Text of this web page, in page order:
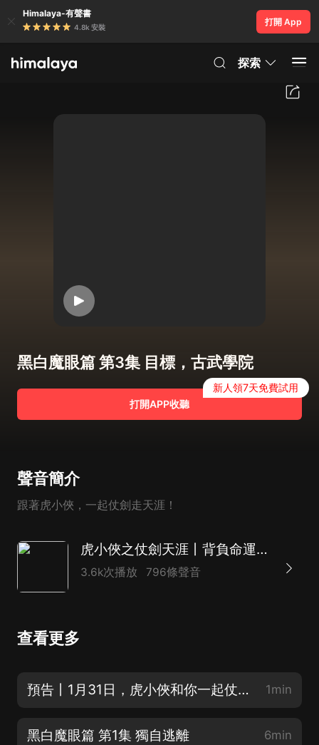
Himalaya-有聲書
4.8k 安裝
打開 App
探索
黑白魔眼篇 第3集 目標，古武學院
打開APP收聽
新人領7天免費試用
聲音簡介
跟著虎小俠，一起仗劍走天涯！
虎小俠之仗劍天涯丨背負命運的勇敢少年丨奇喵宇宙
3.6k次播放 796條聲音
查看更多
預告丨1月31日，虎小俠和你一起仗劍走天涯！ 1min
黑白魔眼篇 第1集 獨自逃離 6min